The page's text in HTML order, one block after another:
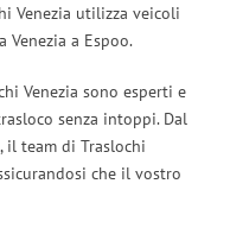
Venezia utilizza veicoli
a Espoo.
Venezia sono esperti e
senza intoppi. Dal
il team di Traslochi
che il vostro